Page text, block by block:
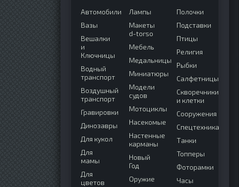
Автомобили
Вазы
Вешалки
и
Ключницы
Водный
транспорт
Воздушный
транспорт
Гравировки
Динозавры
Для кукол
Для
мамы
Для
цветов
Лампы
Макеты
d-torso
Мебель
Медальницы
Миниатюры
Модели
судов
Мотоциклы
Насекомые
Настенные
карманы
Новый
Год
Оружие
Полочки
Подставки
Птицы
Религия
Рыбки
Салфетницы
Скворечники
и клетки
Сооружения
Спецтехника
Танки
Топперы
Фоторамки
Часы